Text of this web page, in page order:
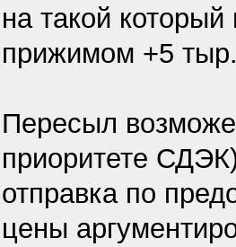
на такой
прижимом +5
Пересыл
приоритете
отправка по
цены